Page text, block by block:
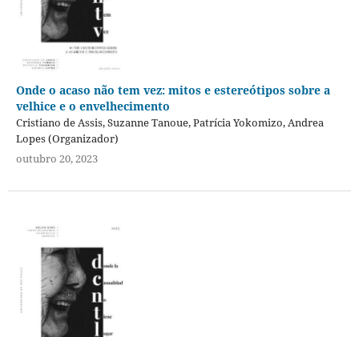
Onde o acaso não tem vez: mitos e estereótipos sobre a
velhice e o envelhecimento
Cristiano de Assis, Suzanne Tanoue, Patrícia Yokomizo, Andrea
Lopes (Organizador)
outubro 20, 2023